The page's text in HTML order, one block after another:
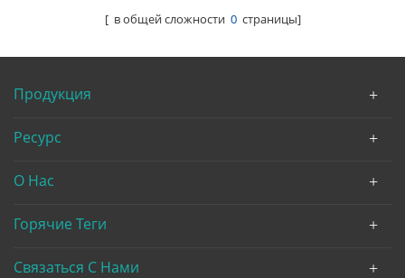
[ в общей сложности 0страницы]
Продукция
Ресурс
О Нас
Горячие Теги
Связаться С Нами